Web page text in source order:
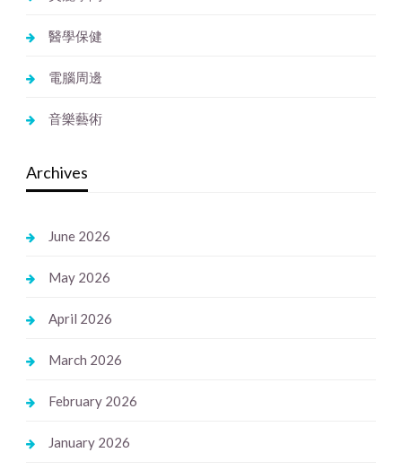
醫學保健
電腦周邊
音樂藝術
Archives
June 2026
May 2026
April 2026
March 2026
February 2026
January 2026